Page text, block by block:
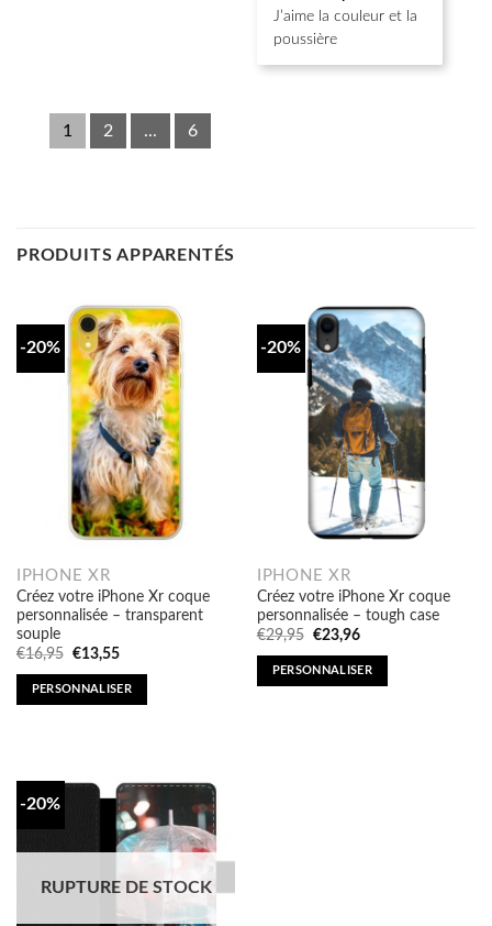
J’aime la couleur et la
poussière
1 2 ... 6
PRODUITS APPARENTÉS
-20%
IPHONE XR
Créez votre iPhone Xr coque
personnalisée – transparent
souple
€16,95 Original
was:
€16,95.
€13,55Current
is:
€13,55.
PERSONNALISER
-20%
IPHONE XR
Créez votre iPhone Xr coque
personnalisée – tough case
€29,95 Original
was:
€29,95.
€23,96Current
is:
€23,96.
PERSONNALISER
-20%
RUPTURE DE STOCK